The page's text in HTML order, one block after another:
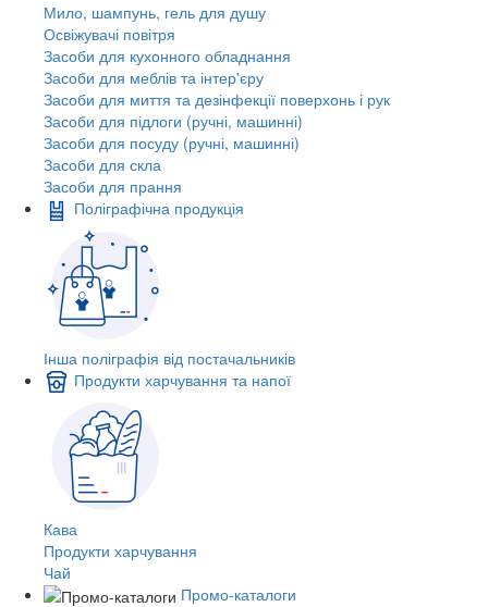
Мило, шампунь, гель для душу
Освіжувачі повітря
Засоби для кухонного обладнання
Засоби для меблів та інтер'єру
Засоби для миття та дезінфекції поверхонь і рук
Засоби для підлоги (ручні, машинні)
Засоби для посуду (ручні, машинні)
Засоби для скла
Засоби для прання
Поліграфічна продукція
Інша поліграфія від постачальників
Продукти харчування та напої
Кава
Продукти харчування
Чай
Промо-каталоги